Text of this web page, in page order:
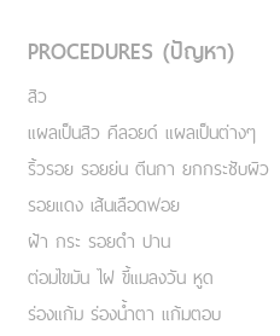
PROCEDURES (ปัญหา)
สิว
แผลเป็นสิว คีลอยด์ แผลเป็นต่างๆ
ริ้วรอย รอยย่น ตีนกา ยกกระชับผิว
รอยแดง เส้นเลือดฟอย
ฝ้า กระ รอยดำ ปาน
ต่อมไขมัน ไฝ ขี้แมลงวัน หูด
ร่องแก้ม ร่องน้ำตา แก้มตอบ